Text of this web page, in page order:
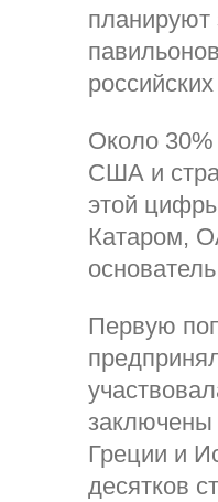
планируют
Около 30%
США и
этой
Катаром,
Первую
заключены
Греции и
десятков